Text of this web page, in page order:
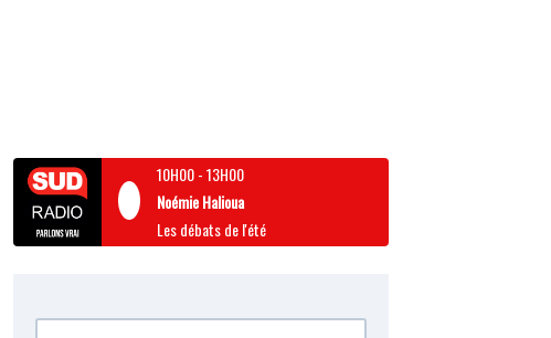
10H00-13H00
Noémie Halioua
Les débats de l'été